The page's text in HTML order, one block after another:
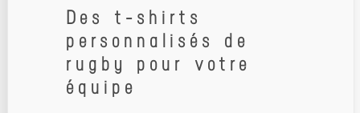
Des t-shirts
personnalisés de
rugby pour votre
équipe